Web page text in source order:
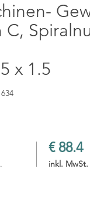
C,
x 1.5
€ 88.4
inkl. MwSt.